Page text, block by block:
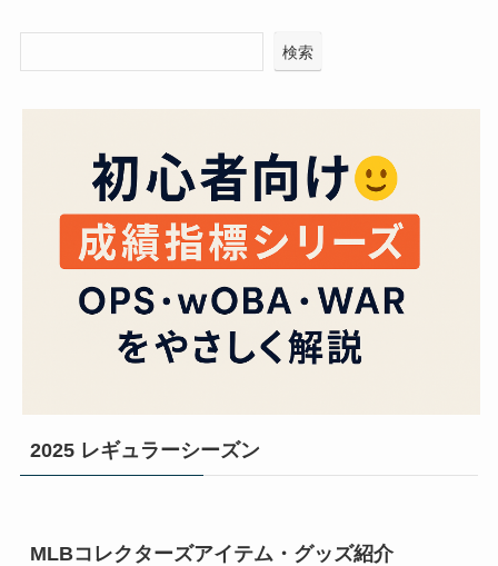
検索
2025 レギュラーシーズン
MLBコレクターズアイテム・グッズ紹介